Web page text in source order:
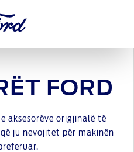
FORD
aksesorëve origjinalë të
ju nevojitet për makinën